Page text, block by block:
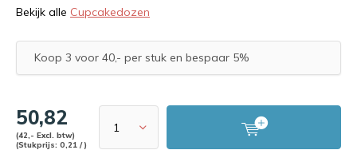
Bekijk alle Cupcakedozen
Koop 3 voor 40,- per stuk en bespaar 5%
50,82
(42,- Excl. btw)
(Stukprijs: 0,21 / )